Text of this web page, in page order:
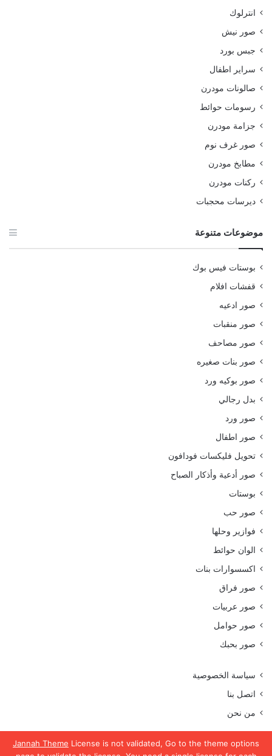
Jannah Theme License is not validated, Go to the theme options
انترلوك
صور نيش
جبس بورد
سراير اطفال
صالونات مودرن
رسومات حوائط
جزامة مودرن
صور غرف نوم
مطابخ مودرن
ركنات مودرن
ديرسات محجبات
موضوعات متنوعة
بوستات فيس بوك
قفشات افلام
صور ادعيه
صور منقبات
صور مصاحف
صور بنات صغيره
صور بوكيه ورد
بدل رجالي
صور ورد
صور اطفال
تحويل فليكسات فودافون
صور أدعية وأذكار الصباح
بوستات
صور حب
فوازير وحلها
الوان حوائط
اكسسوارات بنات
صور فراق
صور عربيات
صور حوامل
صور بحبك
سياسة الخصوصية
اتصل بنا
من نحن